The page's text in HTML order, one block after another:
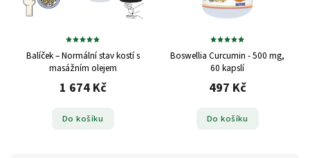
Balíček – Normální stav kostí s
masážním olejem
1 674 Kč
Do košíku
Boswellia Curcumin - 500 mg,
60 kapslí
497 Kč
Do košíku